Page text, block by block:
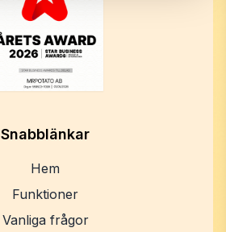
Snabblänkar
Hem
Funktioner
Vanliga frågor